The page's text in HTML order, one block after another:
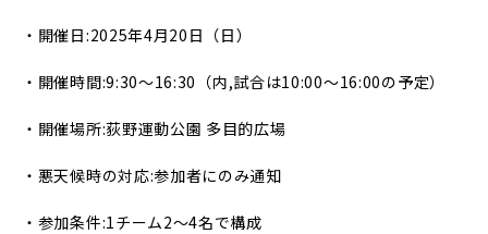
・開催日:2025年4月20日（日）
・開催時間:9:30〜16:30（内,試合は10:00〜16:00の予定）
・開催場所:荻野運動公園 多目的広場
・悪天候時の対応:参加者にのみ通知
・参加条件:1チーム2〜4名で構成